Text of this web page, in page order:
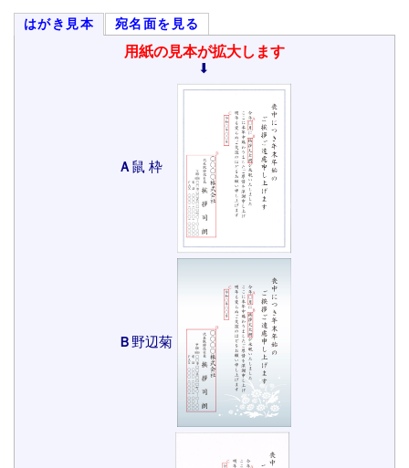
はがき見本 宛名面を見る
用紙の見本が拡大します
⬇
Ａ 鼠 枠
Ｂ 野辺菊